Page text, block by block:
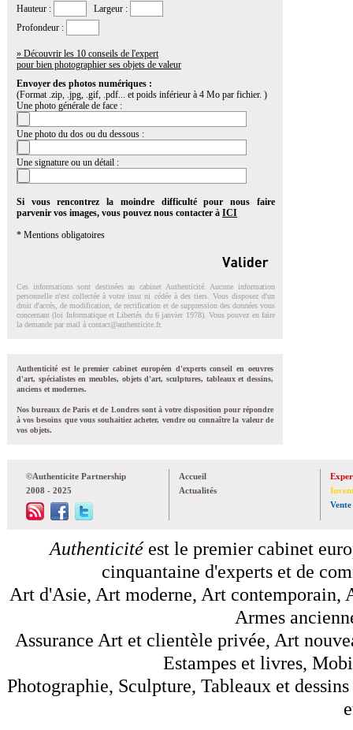
Hauteur :
Largeur :
Profondeur :
» Découvrir les 10 conseils de l'expert
pour bien photographier ses objets de valeur
Envoyer des photos numériques :
(Format .zip, .jpg, .gif, .pdf... et poids inférieur à 4 Mo par fichier. )
Une photo générale de face :
Une photo du dos ou du dessous :
Une signature ou un détail :
Si vous rencontrez la moindre difficulté pour nous faire
parvenir vos images, vous pouvez nous contacter à ICI
* Mentions obligatoires
Ces informations sont destinées au cabinet Authenticité. Aucune information
personnelle n'est collectée à votre insu ni cédée à des tiers. Vous disposez d'un
droit d'accés, de modification, de rectification et de suppression des données vous
concernant (loi Informatique et Libertés du 6 janvier 1978). Vous pouvez en faire
la demande par mail à contact@authenticite.fr.
Authenticité est le premier cabinet européen d'experts conseil en oeuvres
d'art, spécialistes en meubles, objets d'art, sculptures, tableaux et dessins,
anciens et modernes.
Nos bureaux de Paris et de Londres sont à votre disposition pour répondre
à vos besoins que vous souhaitiez acheter, vendre ou connaître la valeur de
vos objets.
©Authenticite Partnership
2008 - 2025
Accueil
Actualités
Vente
Authenticitéest le premier cabinet
cinquantaine d'experts et de
Art d'Asie, Art moderne, Art contemporain,
Armes
Assurance Art et clientèle privée, Art
Estampes et livres,
Photographie, Sculpture, Tableaux et